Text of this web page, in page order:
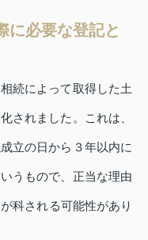
に必要な登記と
続によって取得した土
されました。これは、
立の日から３年以内に
うもので、正当な理由
科される可能性があり